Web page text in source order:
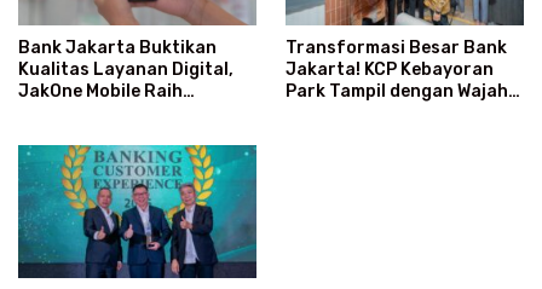
Bank Jakarta Buktikan
Kualitas Layanan Digital,
JakOne Mobile Raih
Transformasi Besar Bank
Jakarta! KCP Kebayoran
Park Tampil dengan Wajah